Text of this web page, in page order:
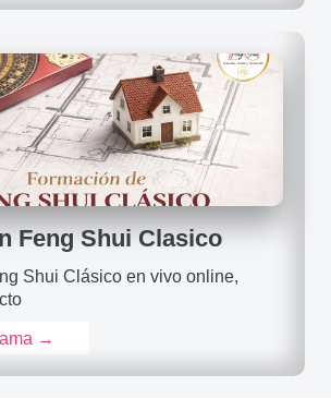
Feng Shui Clasico
Shui Clásico en vivo online,
→